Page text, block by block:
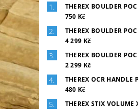
THEREX BOULDER
750 Kč
THEREX BOULDER
4 299 Kč
THEREX BOULDER
2 299 Kč
THEREX OCR HANDLE
480 Kč
THEREX STIX VOLUME